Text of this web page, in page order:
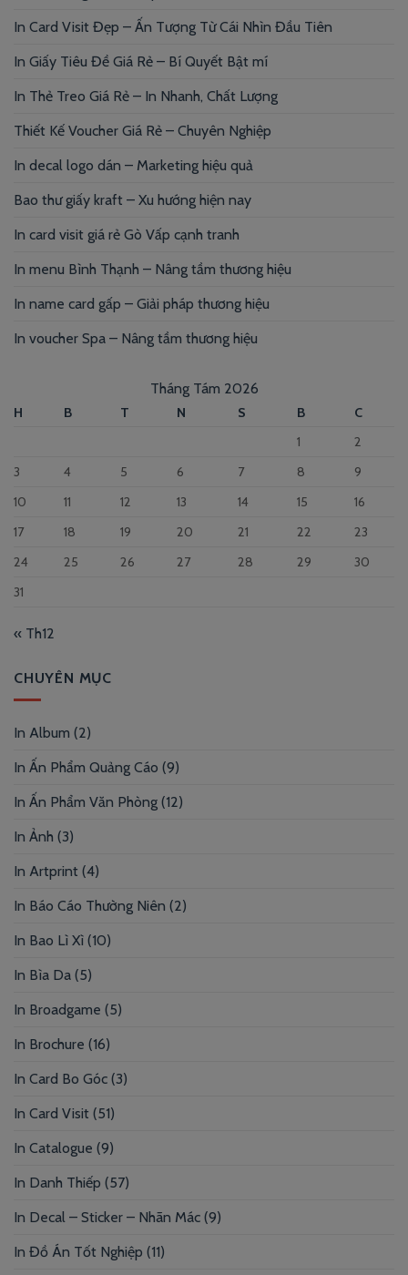
In Card Visit Đẹp – Ấn Tượng Từ Cái Nhìn Đầu Tiên
In Giấy Tiêu Đề Giá Rẻ – Bí Quyết Bật mí
In Thẻ Treo Giá Rẻ – In Nhanh, Chất Lượng
Thiết Kế Voucher Giá Rẻ – Chuyên Nghiệp
In decal logo dán – Marketing hiệu quả
Bao thư giấy kraft – Xu hướng hiện nay
In card visit giá rẻ Gò Vấp cạnh tranh
In menu Bình Thạnh – Nâng tầm thương hiệu
In name card gấp – Giải pháp thương hiệu
In voucher Spa – Nâng tầm thương hiệu
Tháng Tám 2026
H B T N S B
C
1
2
3
4 5 6 7 8
9
10
11 12 13 14 15
16
17
18 19 20 21 22
23
24
25 26 27 28 29
30
31
« Th12
CHUYÊN MỤC
In Album (2)
In Ấn Phẩm Quảng Cáo (9)
In Ấn Phẩm Văn Phòng (12)
In Ảnh (3)
In Artprint (4)
In Báo Cáo Thường Niên (2)
In Bao Lì Xì (10)
In Bìa Da (5)
In Broadgame (5)
In Brochure (16)
In Card Bo Góc (3)
In Card Visit (51)
In Catalogue (9)
In Danh Thiếp (57)
In Decal – Sticker – Nhãn Mác (9)
In Đồ Án Tốt Nghiệp (11)